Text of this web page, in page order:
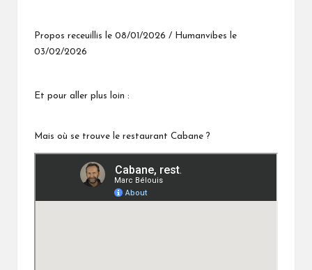
Propos receuillis le 08/01/2026 / Humanvibes le
03/02/2026
Et pour aller plus loin :
Mais où se trouve le restaurant Cabane ?